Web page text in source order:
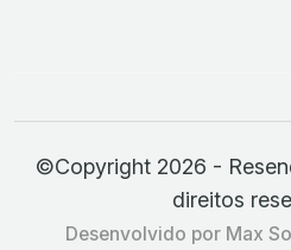
©Copyright 2026 -
direitos
Desenvolvido por Max